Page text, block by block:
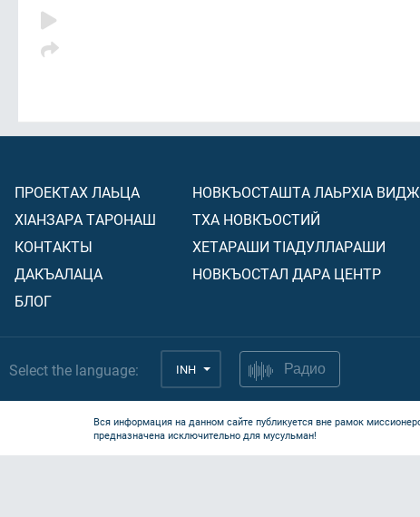
ПРОЕКТАХ ЛАЬЦА
ХIАНЗАРА ТАРОНАШ
КОНТАКТЫ
ДАКЪАЛАЦА
БЛОГ
НОВКЪОСТАШТА ЛАЬРХIА
ТХА НОВКЪОСТИЙ
ХЕТАРАШИ ТIАДУЛЛАРАШИ
НОВКЪОСТАЛ ДАРА ЦЕНТР
Select the language: INH Радио
Вся информация на данном сайте публикуется вне рамок
предназначена исключительно для мусульман!